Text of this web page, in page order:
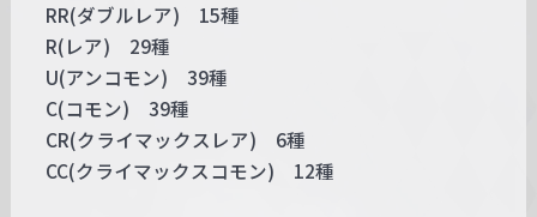
RR(ダブルレア) 15種
R(レア) 29種
U(アンコモン) 39種
C(コモン) 39種
CR(クライマックスレア) 6種
CC(クライマックスコモン) 12種